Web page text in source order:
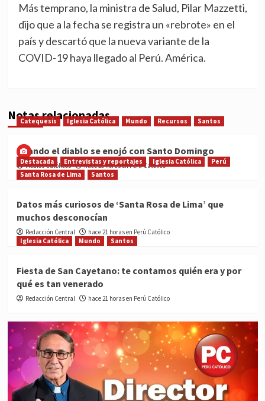
Más temprano, la ministra de Salud, Pilar Mazzetti,
dijo que a la fecha se registra un «rebrote» en el
país y descartó que la nueva variante de la
COVID-19 haya llegado al Perú. América.
Notas relacionadas
Catequesis Iglesia Católica Mundo Recursos Santos
Cuando el diablo se enojó con Santo Domingo
Medios Católicos hace 20 horas en Perú Católico
Destacada Entrevistas y reportajes Iglesia Católica
Perú
Santa Rosa de Lima
Santos
Datos más curiosos de ‘Santa Rosa de Lima’ que
muchos desconocían
Redacción Central
hace 21 horas en Perú Católico
Iglesia Católica
Mundo Santos
Fiesta de San Cayetano: te contamos quién era y por
qué es tan venerado
Redacción Central hace 21 horas en Perú Católico